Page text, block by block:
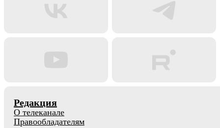
Редакция
О телеканале
Правообладателям